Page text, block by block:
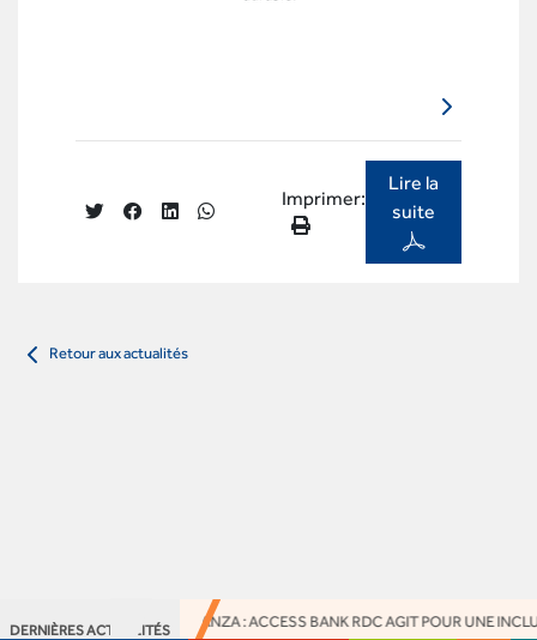
Imprimer:
Lire la
suite
Retour aux actualités
DERNIÈRES ACTUALITÉS
ACTION RSE À KIMPWANZA : ACCESS BANK RDC AGIT POUR UNE